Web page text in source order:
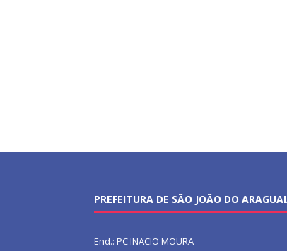
PREFEITURA DE SÃO JOÃO DO
End.: PC INACIO MOURA